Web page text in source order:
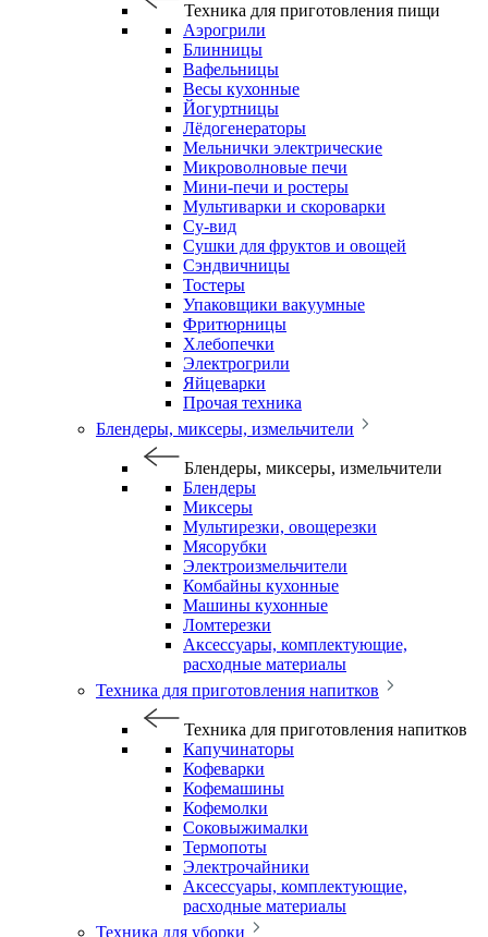
Техника для приготовления пищи
Аэрогрили
Блинницы
Вафельницы
Весы кухонные
Йогуртницы
Лёдогенераторы
Мельнички электрические
Микроволновые печи
Мини-печи и ростеры
Мультиварки и скороварки
Су-вид
Сушки для фруктов и овощей
Сэндвичницы
Тостеры
Упаковщики вакуумные
Фритюрницы
Хлебопечки
Электрогрили
Яйцеварки
Прочая техника
Блендеры, миксеры, измельчители
Блендеры, миксеры, измельчители
Блендеры
Миксеры
Мультирезки, овощерезки
Мясорубки
Электроизмельчители
Комбайны кухонные
Машины кухонные
Ломтерезки
Аксессуары, комплектующие,
расходные материалы
Техника для приготовления напитков
Техника для приготовления напитков
Капучинаторы
Кофеварки
Кофемашины
Кофемолки
Соковыжималки
Термопоты
Электрочайники
Аксессуары, комплектующие,
расходные материалы
Техника для уборки